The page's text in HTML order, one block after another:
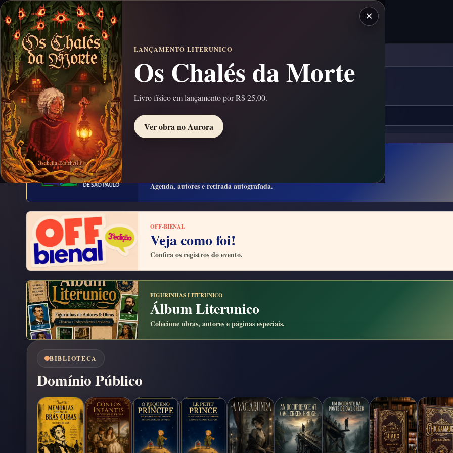
×
LANÇAMENTO LITERUNICO
Os Chalés da Morte
Livro físico em lançamento por R$ 25,00.
Ver obra no Aurora
LITERUNICO
PORTAL LITERÁRIO
Buscar livros e autores
Digite pelo menos 2 letras. Ex.: títuloounome do autor.
Agenda, autores e retirada autografada.
OFF-BIENAL
Veja como foi!
Confira os registros do evento.
FIGURINHAS LITERUNICO
Álbum Literunico
Colecione obras, autores e páginas especiais.
BIBLIOTECA
Domínio Público